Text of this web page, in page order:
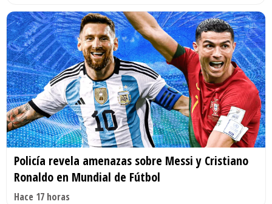
Policía revela amenazas sobre Messi y Cristiano
Ronaldo en Mundial de Fútbol
Hace 17 horas